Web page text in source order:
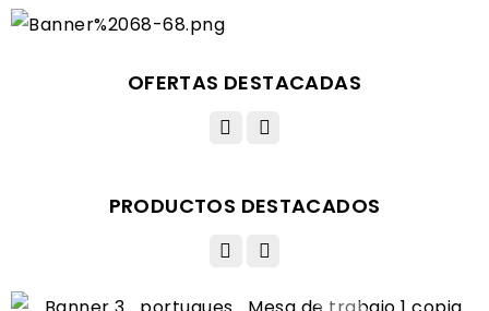
OFERTAS DESTACADAS
PRODUCTOS DESTACADOS